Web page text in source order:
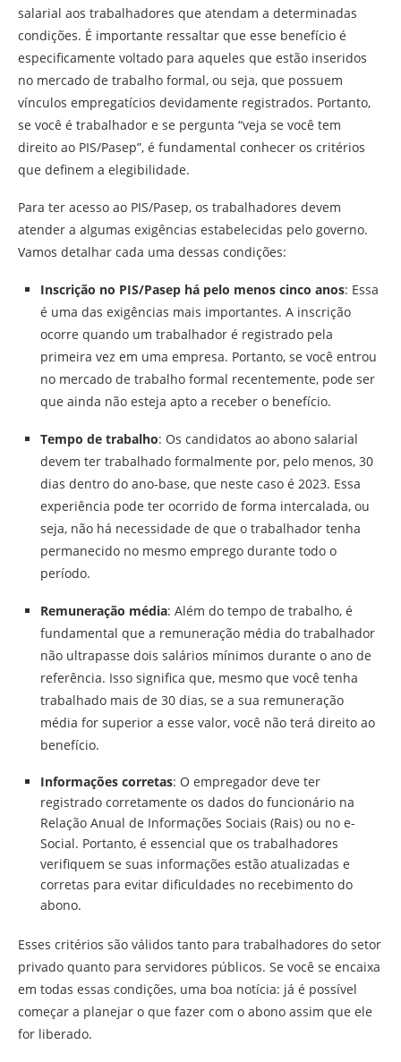
salarial aos trabalhadores que atendam a determinadas
condições. É importante ressaltar que esse benefício é
especificamente voltado para aqueles que estão inseridos
no mercado de trabalho formal, ou seja, que possuem
vínculos empregatícios devidamente registrados. Portanto,
se você é trabalhador e se pergunta “veja se você tem
direito ao PIS/Pasep”, é fundamental conhecer os critérios
que definem a elegibilidade.
Para ter acesso ao PIS/Pasep, os trabalhadores devem
atender a algumas exigências estabelecidas pelo governo.
Vamos detalhar cada uma dessas condições:
Inscrição no PIS/Pasep há pelo menos cinco anos: Essa
é uma das exigências mais importantes. A inscrição
ocorre quando um trabalhador é registrado pela
primeira vez em uma empresa. Portanto, se você entrou
no mercado de trabalho formal recentemente, pode ser
que ainda não esteja apto a receber o benefício.
Tempo de trabalho: Os candidatos ao abono salarial
devem ter trabalhado formalmente por, pelo menos, 30
dias dentro do ano-base, que neste caso é 2023. Essa
experiência pode ter ocorrido de forma intercalada, ou
seja, não há necessidade de que o trabalhador tenha
permanecido no mesmo emprego durante todo o
período.
Remuneração média: Além do tempo de trabalho, é
fundamental que a remuneração média do trabalhador
não ultrapasse dois salários mínimos durante o ano de
referência. Isso significa que, mesmo que você tenha
trabalhado mais de 30 dias, se a sua remuneração
média for superior a esse valor, você não terá direito ao
benefício.
Informações corretas: O empregador deve ter
registrado corretamente os dados do funcionário na
Relação Anual de Informações Sociais (Rais) ou no e-
Social. Portanto, é essencial que os trabalhadores
verifiquem se suas informações estão atualizadas e
corretas para evitar dificuldades no recebimento do
abono.
Esses critérios são válidos tanto para trabalhadores do setor
privado quanto para servidores públicos. Se você se encaixa
em todas essas condições, uma boa notícia: já é possível
começar a planejar o que fazer com o abono assim que ele
for liberado.